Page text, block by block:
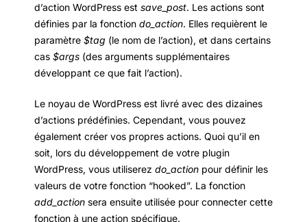
d’action WordPress est save_post. Les actions sont
définies par la fonction do_action. Elles requièrent le
paramètre $tag (le nom de l’action), et dans certains
cas $args (des arguments supplémentaires
développant ce que fait l’action).
Le noyau de WordPress est livré avec des dizaines
d’actions prédéfinies. Cependant, vous pouvez
également créer vos propres actions. Quoi qu’il en
soit, lors du développement de votre plugin
WordPress, vous utiliserez do_action pour définir les
valeurs de votre fonction “hooked”. La fonction
add_action sera ensuite utilisée pour connecter cette
fonction à une action spécifique.